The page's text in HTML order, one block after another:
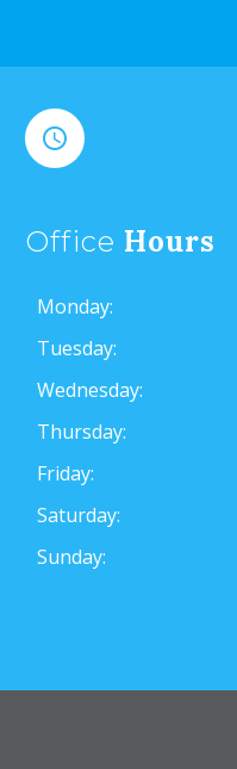


Office Hours
Monday:
Tuesday:
Wednesday:
Thursday:
Friday:
Saturday:
Sunday: